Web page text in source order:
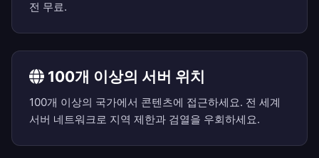
전 무료.
100개 이상의 서버 위치
100개 이상의 국가에서 콘텐츠에 접근하세요. 전 세계
서버 네트워크로 지역 제한과 검열을 우회하세요.